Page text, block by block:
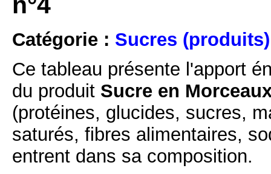
Catégorie : Sucres (produits)
Ce tableau présente l'apport
du produit Sucre en
(protéines, glucides, sucres,
saturés, fibres alimentaires,
entrent dans sa composition.